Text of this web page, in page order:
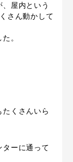
屋内という
さん動かして
。
くさんいら
ーに通って